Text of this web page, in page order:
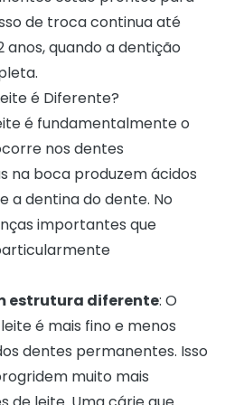
de troca continua até
anos, quando a dentição
é Diferente?
é fundamentalmente o
nos dentes
na boca produzem ácidos
a dentina do dente. No
importantes que
estrutura diferente: O
é mais fino e menos
dentes permanentes. Isso
muito mais